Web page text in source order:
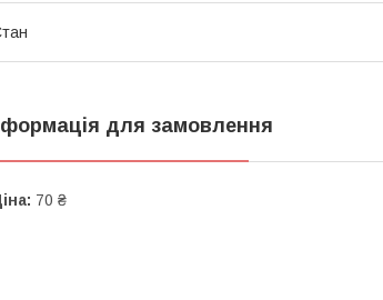
для замовлення
70 ₴